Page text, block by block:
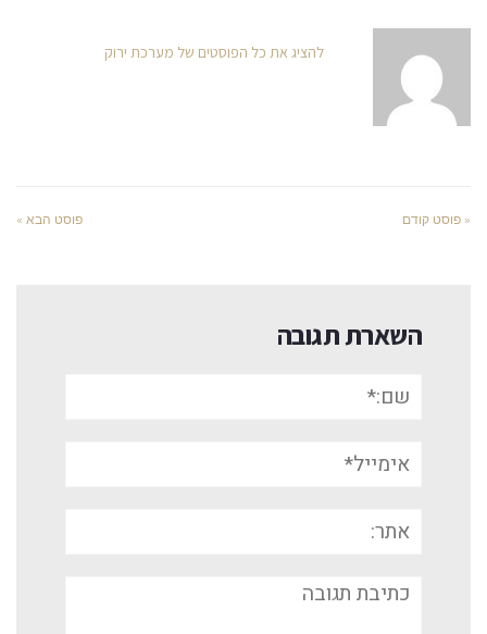
להציג את כל הפוסטים של מערכת ירוק
« פוסט קודם פוסט הבא »
השארת תגובה
אימייל*
תגובה